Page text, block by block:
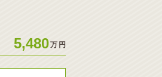
5,480万 円